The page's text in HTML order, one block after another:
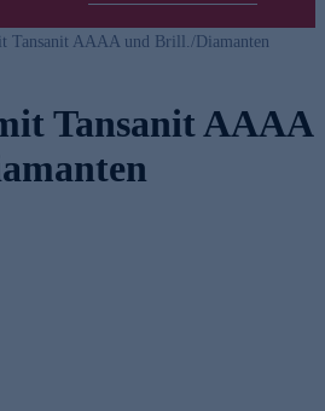
Tansanit AAAA und Brill./Diamanten
Tansanit AAAA